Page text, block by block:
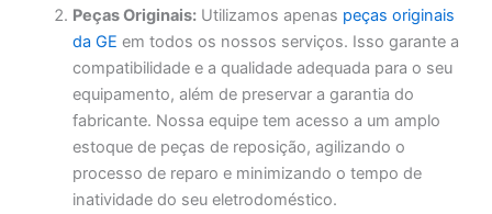
Peças Originais: Utilizamos apenas peças originais
da GE em todos os nossos serviços. Isso garante a
compatibilidade e a qualidade adequada para o seu
equipamento, além de preservar a garantia do
fabricante. Nossa equipe tem acesso a um amplo
estoque de peças de reposição, agilizando o
processo de reparo e minimizando o tempo de
inatividade do seu eletrodoméstico.